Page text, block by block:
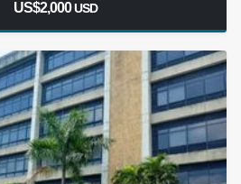
US$2,000USD